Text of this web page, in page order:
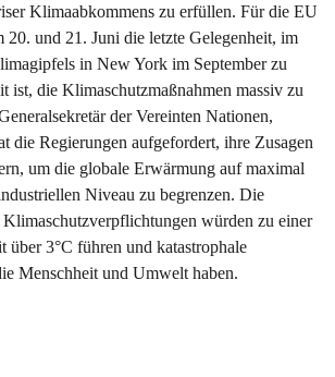
Klimaabkommens zu erfüllen. Für die EU
und 21. Juni die letzte Gelegenheit, im
in New York im September zu
ist, die Klimaschutzmaßnahmen massiv zu
der Vereinten Nationen,
die Regierungen aufgefordert, ihre Zusagen
um die globale Erwärmung auf maximal
Niveau zu begrenzen. Die
würden zu einer
3°C führen und katastrophale
Menschheit und Umwelt haben.